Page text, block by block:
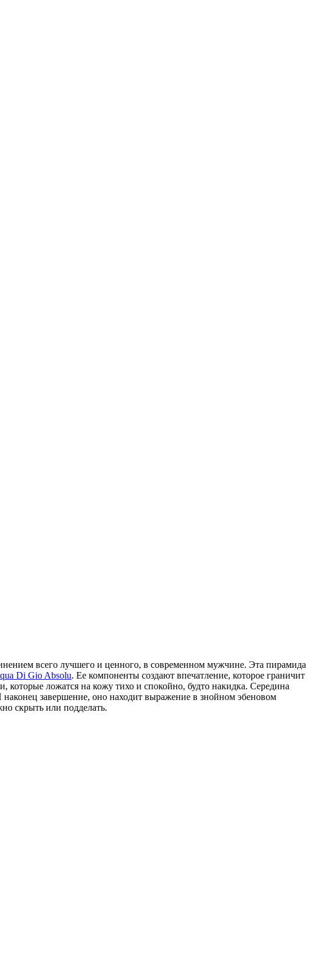
всего лучшего и ценного, в современном мужчине. Эта пирамида
Di Gio Absolu. Ее компоненты создают впечатление, которое граничит
ложатся на кожу тихо и спокойно, будто накидка. Середина
завершение, оно находит выражение в знойном эбеновом
скрыть или подделать.